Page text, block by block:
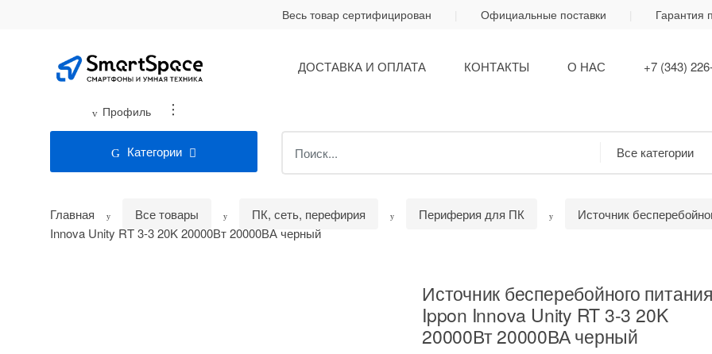
Весь товар сертифицирован Официальные поставки Гарантия
ДОСТАВКА И ОПЛАТА КОНТАКТЫ О НАС +7 (343)
Профиль ...
Категории
Search
for:
Главная Все товары ПК, сеть, перефирия Периферия для ПК
Источник
Innova Unity RT 3-3 20K 20000Вт 20000ВА черный
Источник бесперебойного питания
Ippon Innova Unity RT 3-3 20K
20000Вт 20000ВА черный